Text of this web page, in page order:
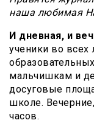
наша любимая
И дневная, и
ученики во всех
мальчишкам и
досуговые
школе.
часов.